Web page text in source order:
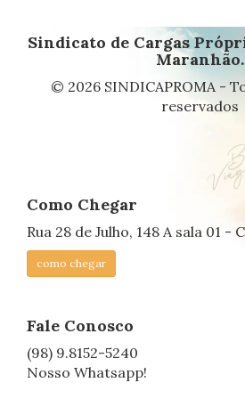
Sindicato de Cargas
Maranhão.
© 2026 SINDICAPROMA -
reservados
Como Chegar
Rua 28 de Julho, 148 A sala 01
como chegar
Fale Conosco
(98) 9.8152-5240
Nosso Whatsapp!